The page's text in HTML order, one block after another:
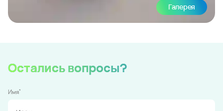
Галерея
Остались вопросы?
Имя*